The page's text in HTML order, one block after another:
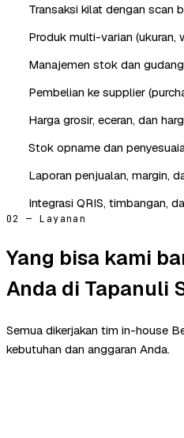
Transaksi kilat dengan scan
Produk multi-varian (ukuran,
Manajemen stok dan
Pembelian ke supplier
Harga grosir, eceran, dan
Stok opname dan
Laporan penjualan, margin,
Integrasi QRIS, timbangan,
02 — Layanan
Yang bisa kami
Anda di Tapanuli
Semua dikerjakan tim in-house
kebutuhan dan anggaran Anda.